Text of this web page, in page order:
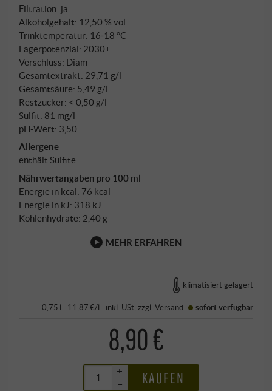
Filtration: ja
Alkoholgehalt: 12,50 % vol
Trinktemperatur: 16‑18 °C
Lagerpotenzial: 2030+
Verschluss: Diam
Gesamtextrakt: 29,71 g/l
Gesamtsäure: 5,49 g/l
Restzucker: < 0,50 g/l
Sulfit: 81 mg/l
pH-Wert: 3,50
Allergene
enthält Sulfite
Nährwertangaben pro 100 ml
Energie in kcal: 76 kcal
Energie in kJ: 318 kJ
Kohlenhydrate: 2,40 g
MEHR ERFAHREN
klimatisiert gelagert
0,75 l · 11,87 €/l · inkl. USt , zzgl.Versand sofort verfügbar
8,90 €
+
–
KAUFEN